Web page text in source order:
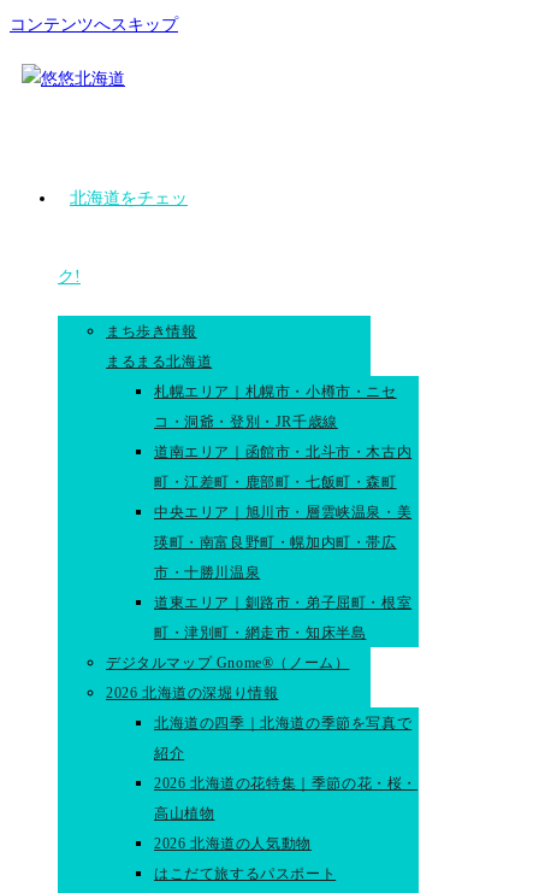
コンテンツへスキップ
北海道をチェッ
ク!
まち歩き情報
まるまる北海道
札幌エリア｜札幌市・小樽市・ニセ
コ・洞爺・登別・JR千歳線
道南エリア｜函館市・北斗市・木古内
町・江差町・鹿部町・七飯町・森町
中央エリア｜旭川市・層雲峡温泉・美
瑛町・南富良野町・幌加内町・帯広
市・十勝川温泉
道東エリア｜釧路市・弟子屈町・根室
町・津別町・網走市・知床半島
デジタルマップ Gnome®（ノーム）
2026 北海道の深堀り情報
北海道の四季｜北海道の季節を写真で
紹介
2026 北海道の花特集｜季節の花・桜・
高山植物
2026 北海道の人気動物
はこだて旅するパスポート